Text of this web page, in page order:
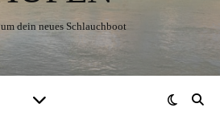
dein neues Schlauchboot